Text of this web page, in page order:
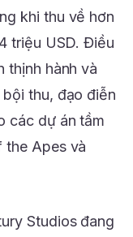
khi thu về hơn
triệu USD. Điều
thịnh hành và
thu, đạo điễn
các dự án tầm
the Apes và
Studios đang